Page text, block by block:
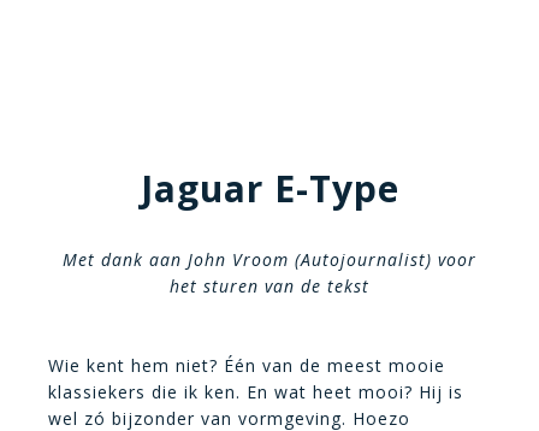
Jaguar E-Type
Met dank aan John Vroom (Autojournalist) voor
het sturen van de tekst
Wie kent hem niet? Één van de meest mooie
klassiekers die ik ken. En wat heet mooi? Hij is
wel zó bijzonder van vormgeving. Hoezo